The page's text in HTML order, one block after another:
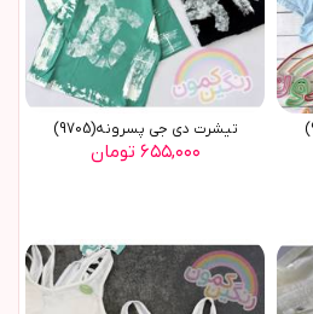
تیشرت دی جی پسرونه(9705)
۶۵۵,۰۰۰ تومان